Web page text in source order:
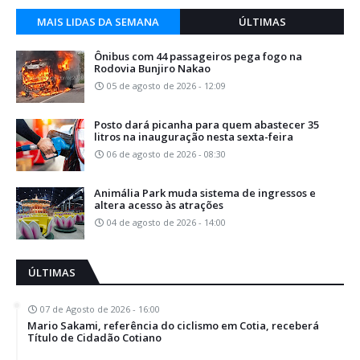
MAIS LIDAS DA SEMANA ÚLTIMAS
Ônibus com 44 passageiros pega fogo na
Rodovia Bunjiro Nakao
05 de agosto de 2026 - 12:09
Posto dará picanha para quem abastecer 35
litros na inauguração nesta sexta-feira
06 de agosto de 2026 - 08:30
Animália Park muda sistema de ingressos e
altera acesso às atrações
04 de agosto de 2026 - 14:00
ÚLTIMAS
07 de Agosto de 2026 - 16:00
Mario Sakami, referência do ciclismo em Cotia, receberá
Título de Cidadão Cotiano